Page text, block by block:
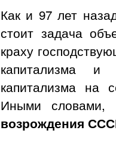
Как и 97 лет
стоит задача
краху
капитализма и
капитализма на
Иными
возрождения